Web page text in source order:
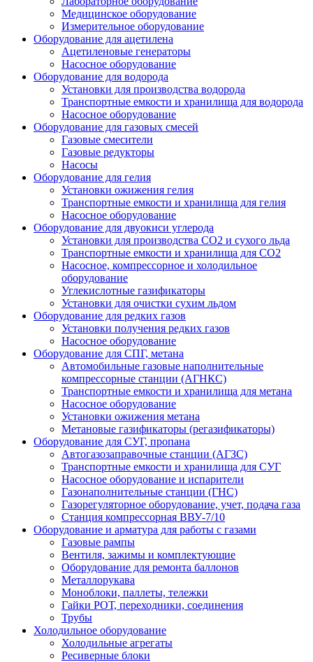
Медицинское оборудование
Измерительное оборудование
Оборудование для ацетилена
Ацетиленовые генераторы
Насосное оборудование
Оборудование для водорода
Установки для производства водорода
Транспортные емкости и хранилища для водорода
Насосное оборудование
Оборудование для газовых смесей
Газовые смесители
Газовые редукторы
Насосы
Оборудование для гелия
Установки ожижения гелия
Транспортные емкости и хранилища для гелия
Насосное оборудование
Оборудование для двуокиси углерода
Установки для производства СО2 и сухого льда
Транспортные емкости и хранилища для CO2
Насосное, компрессорное и холодильное
оборудование
Углекислотные газификаторы
Установки для очистки сухим льдом
Оборудование для редких газов
Установки получения редких газов
Насосное оборудование
Оборудование для СПГ, метана
Автомобильные газовые наполнительные
компрессорные станции (АГНКС)
Транспортные емкости и хранилища для метана
Насосное оборудование
Установки ожижения метана
Метановые газификаторы (регазификаторы)
Оборудование для СУГ, пропана
Автогазозаправочные станции (АГЗС)
Транспортные емкости и хранилища для СУГ
Насосное оборудование и испарители
Газонаполнительные станции (ГНС)
Газорегуляторное оборудование, учет, подача газа
Станция компрессорная ВВУ-7/10
Оборудование и арматура для работы с газами
Газовые рампы
Вентиля, зажимы и комплектующие
Оборудование для ремонта баллонов
Металлорукава
Моноблоки, паллеты, тележки
Гайки РОТ, переходники, соединения
Трубы
Холодильное оборудование
Холодильные агрегаты
Ресиверные блоки